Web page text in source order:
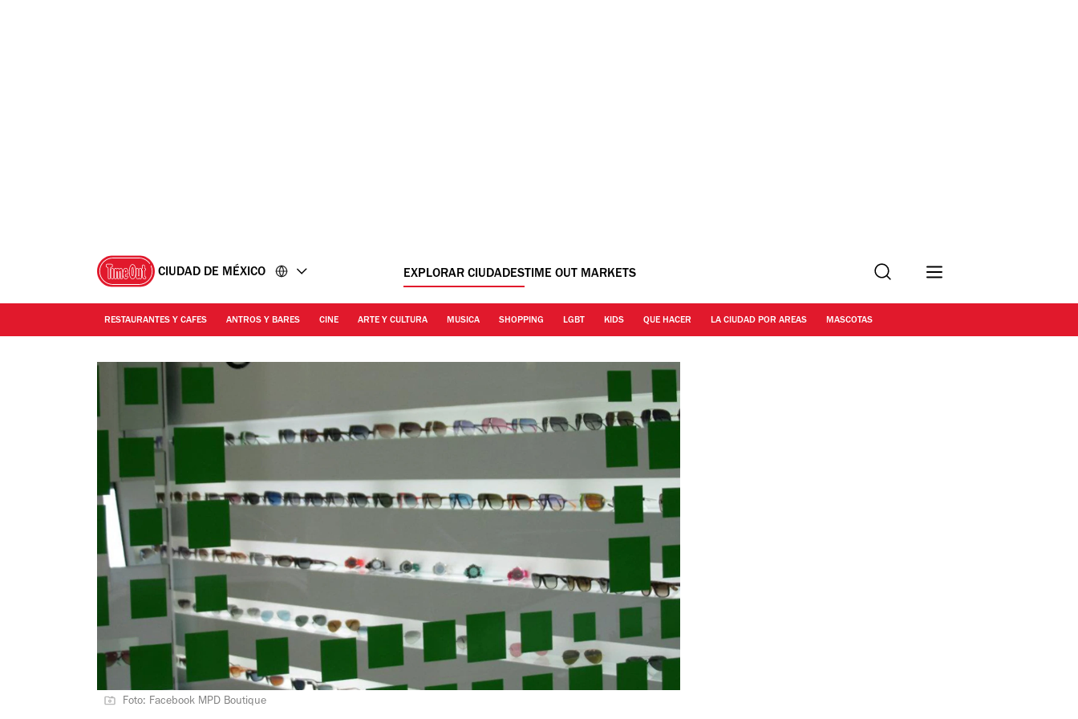
CIUDAD DE MÉXICO EXPLORAR CIUDADESTIME OUT MARKETS Buscar
RESTAURANTES Y CAFES ANTROS Y BARES CINE ARTE Y CULTURA MUSICA SHOPPING LGBT KIDS QUE HACER LA CIUDAD POR AREAS MASCOTAS
Foto: Facebook MPD Boutique